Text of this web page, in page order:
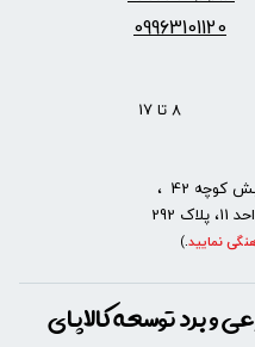
★
توسعه کالاپای
09963101120
تا 17
42 ،
نمایید.
)